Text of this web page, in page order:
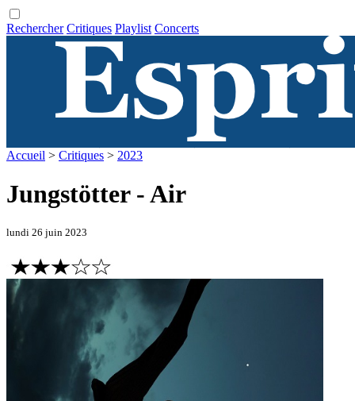
Rechercher Critiques Playlist Concerts
Accueil > Critiques > 2023
Jungstötter - Air
lundi 26 juin 2023